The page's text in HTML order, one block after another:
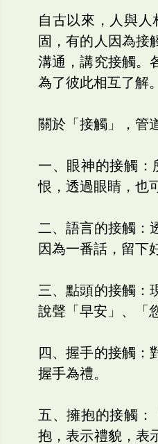
自古以來，人與
固，有的人因為接
溝通，講究接觸。
為了彼此相互了解。
關於「接觸」，管
一、眼神的接觸：
恨，透過眼睛，也
二、語言的接觸：
因為一番話，留下
三、點頭的接觸：
說聲「早安」、「
四、握手的接觸：
握手為禮。
五、擁抱的接觸
抱，表示禮貌，表